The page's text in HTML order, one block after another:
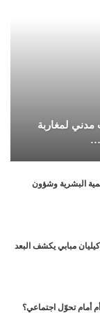
مدني لمغاربة
البشرية وشؤون
مبابي يكشف البعد
أمام تحوّل اجتماعي؟